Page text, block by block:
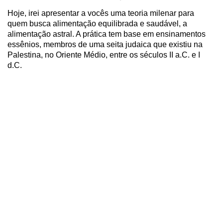
Hoje, irei apresentar a vocês uma teoria milenar para
quem busca alimentação equilibrada e saudável, a
alimentação astral. A prática tem base em ensinamentos
essênios, membros de uma seita judaica que existiu na
Palestina, no Oriente Médio, entre os séculos II a.C. e I
d.C.